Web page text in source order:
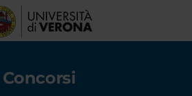
Concorsi